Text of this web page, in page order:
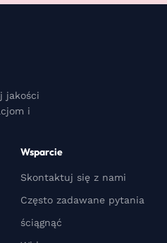
jakości
i
Wsparcie
Skontaktuj się z nami
Często zadawane pytania
ściągnąć